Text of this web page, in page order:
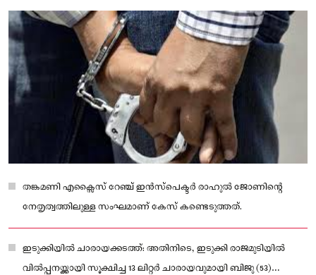
തങ്കമണി എക്സൈസ് റേഞ്ച് ഇൻസ്‌പെക്ടർ രാഹുൽ ജോണിന്റെ
നേതൃത്വത്തിലുള്ള സംഘമാണ് കേസ് കണ്ടെടുത്തത്.
ഇടുക്കിയിൽ ചാരായക്കടത്ത്: അതിനിടെ, ഇടുക്കി രാജമുടിയിൽ
വിൽപ്പനയ്ക്കായി സൂക്ഷിച്ച 13 ലിറ്റർ ചാരായവുമായി ബിജു (53)